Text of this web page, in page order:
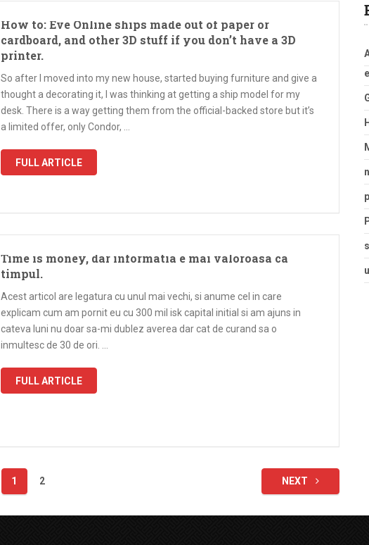
How to: Eve Online ships made out of paper or
cardboard, and other 3D stuff if you don’t have a 3D
printer.
So after I moved into my new house, started buying furniture and give a
thought a decorating it, I was thinking at getting a ship model for my
desk. There is a way getting them from the official-backed store but it’s
a limited offer, only Condor, …
FULL ARTICLE
Time is money, dar informatia e mai valoroasa ca
timpul.
Acest articol are legatura cu unul mai vechi, si anume cel in care
explicam cum am pornit eu cu 300 mil isk capital initial si am ajuns in
cateva luni nu doar sa-mi dublez averea dar cat de curand sa o
inmultesc de 30 de ori. …
FULL ARTICLE
1 2 NEXT